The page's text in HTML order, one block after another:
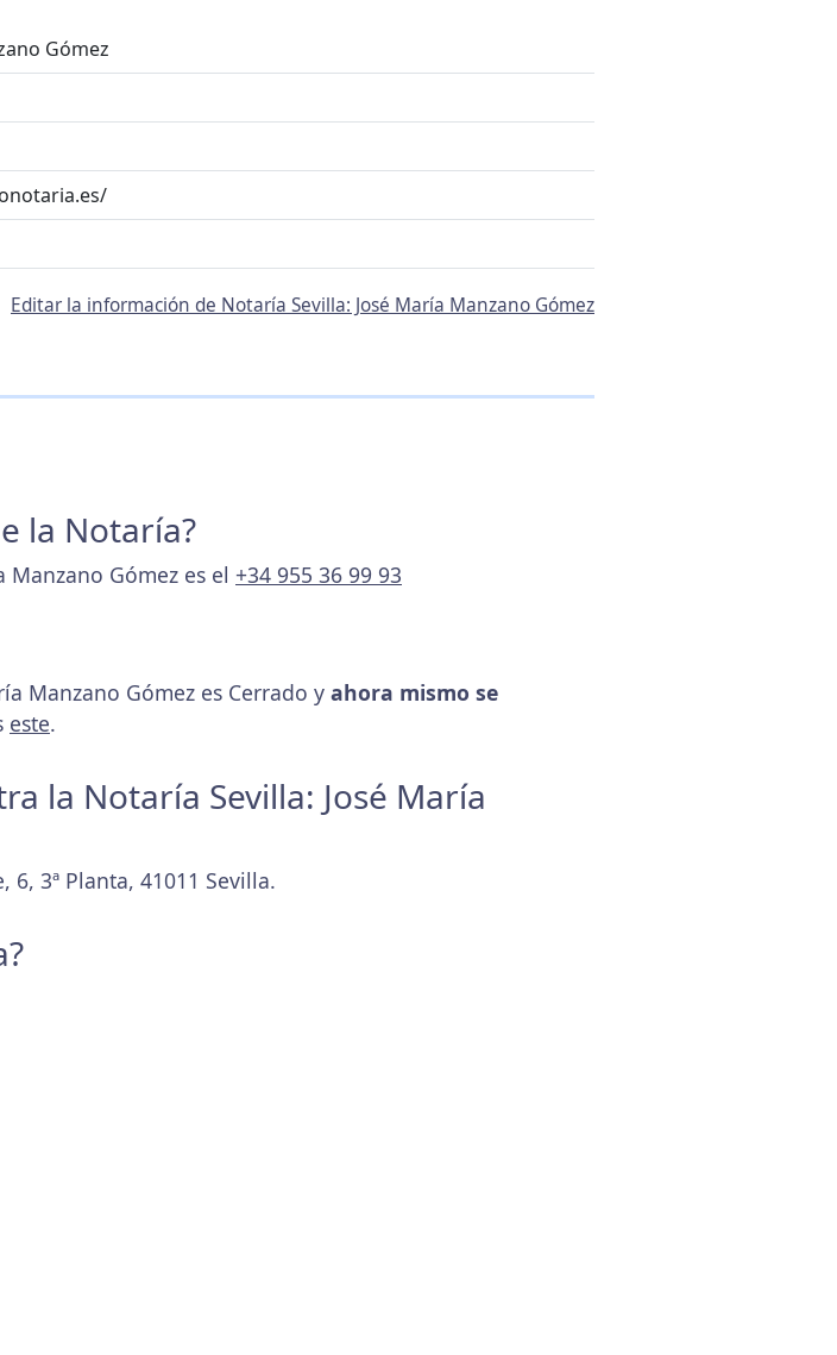
Gómez
Editar la información de Notaría Sevilla: José María Manzano Gómez
la Notaría?
Gómez es el +34 955 36 99 93
Manzano Gómez es Cerrado y ahora mismo se
este.
la Notaría Sevilla: José María
6, 3ª Planta, 41011 Sevilla.